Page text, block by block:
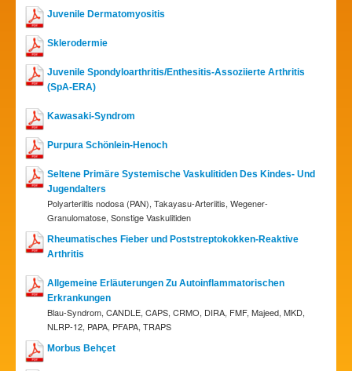
Juvenile Dermatomyositis
Sklerodermie
Juvenile Spondyloarthritis/Enthesitis-Assoziierte Arthritis
(SpA-ERA)
Kawasaki-Syndrom
Purpura Schönlein-Henoch
Seltene Primäre Systemische Vaskulitiden Des Kindes- Und
Jugendalters
Polyarteriitis nodosa (PAN), Takayasu-Arteriitis, Wegener-
Granulomatose, Sonstige Vaskulitiden
Rheumatisches Fieber und Poststreptokokken-Reaktive
Arthritis
Allgemeine Erläuterungen Zu Autoinflammatorischen
Erkrankungen
Blau-Syndrom, CANDLE, CAPS, CRMO, DIRA, FMF, Majeed, MKD,
NLRP-12, PAPA, PFAPA, TRAPS
Morbus Behçet